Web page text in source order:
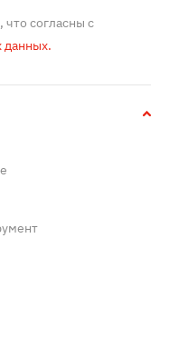
согласны с
данных.